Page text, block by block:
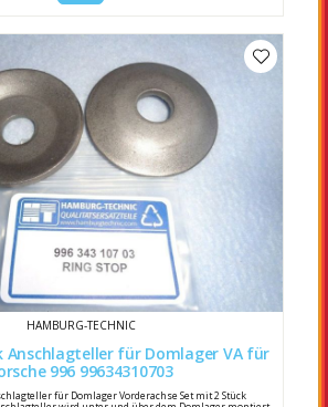
HAMBURG-TECHNIC
Anschlagteller für Domlager VA für
Porsche 996 99634310703
für Domlager Vorderachse Set mit 2 Stück